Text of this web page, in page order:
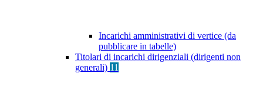
Incarichi amministrativi di vertice (da
pubblicare in tabelle)
Titolari di incarichi dirigenziali (dirigenti non
generali) 11